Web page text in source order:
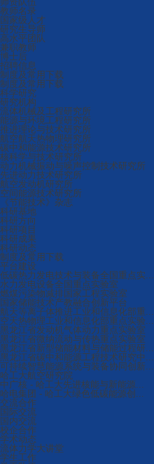
教师名录
国家级人才
研究生导师
高水平团队
兼职教师
博士后
招聘信息
制度及常用下载
制度及常用下载
科学研究
研究机构
流体机械及工程研究所
能源与环境工程研究所
推进理论与技术研究所
航空航天热物理研究所
碳中和能源技术研究所
核科学与技术研究所
动力机械振动与噪声控制技术研究所
先进动力技术研究所
航空发动机研究所
空间能源技术研究所
《节能技术》杂志
科研基地
科研方向
科研项目
科研成果
科研动态
制度及常用下载
平台建设
低碳热力发电技术与装备全国重点实...
水力发电设备全国重点实验室
燃煤污染物减排国家工程实验室
国家储能技术产教融合创新平台
航天等离子体推进工业和信息化部重...
空天热物理工业和信息化部重点实验...
黑龙江省发动机气体动力重点实验室
黑龙江省微纳流动与传热重点实验室
黑龙江省新型储能材料与储能过程研...
黑龙江省碳中和能源工程技术研究中...
可持续智慧能源系统与装备协同创新...
哈工大航空研究院
中广核 - 哈工大先进核能与新能源...
哈电集团 - 哈工大绿色低碳能源创...
交流合作
国际交流
国内交流
校企合作
学术动态
流体力学大讲堂
学生工作